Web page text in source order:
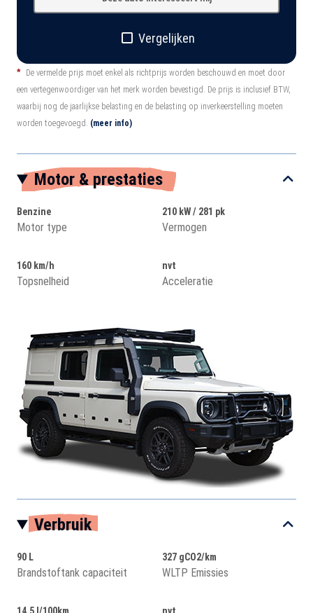
Vergelijken
*
De vermelde prijs moet enkel als richtprijs worden beschouwd en moet door
een vertegenwoordiger van het merk worden bevestigd. De prijs is inclusief BTW,
waarbij nog de jaarlijkse belasting en de belasting op inverkeerstelling moeten
worden toegevoegd. (meer info)
Motor & prestaties
Benzine
Motor type
210 kW / 281 pk
Vermogen
160 km/h
Topsnelheid
nvt
Acceleratie
Verbruik
90 L
Brandstoftank capaciteit
327 gCO2/km
WLTP Emissies